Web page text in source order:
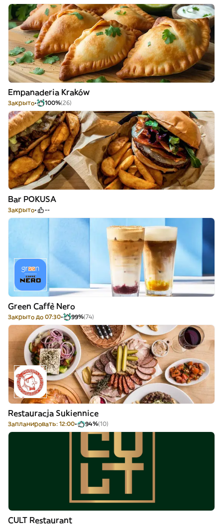
Empanaderia Kraków
Закрыто 100%(26)
Bar POKUSA
Закрыто --
Green Caffè Nero
Закрыто до 07:30 99%(74)
Restauracja Sukiennice
Запланировать: 12:00 94%(10)
CULT Restaurant